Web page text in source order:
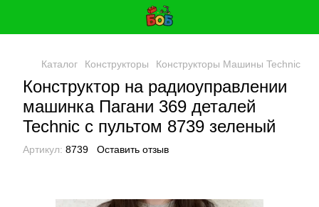
Каталог Конструкторы Конструкторы Машины Technic
Конструктор на радиоуправлении
машинка Пагани 369 деталей
Technic с пультом 8739 зеленый
Артикул: 8739 Оставить отзыв